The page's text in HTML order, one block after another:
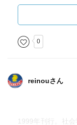
せん。プレイヤ
戦闘、探索や謎解
て振舞うことが期
き起こしている
コミュニケーショ
だと考えなければ
本書でとりあげ
び」の本質につ
0
reinouさん
1999年刊行。社